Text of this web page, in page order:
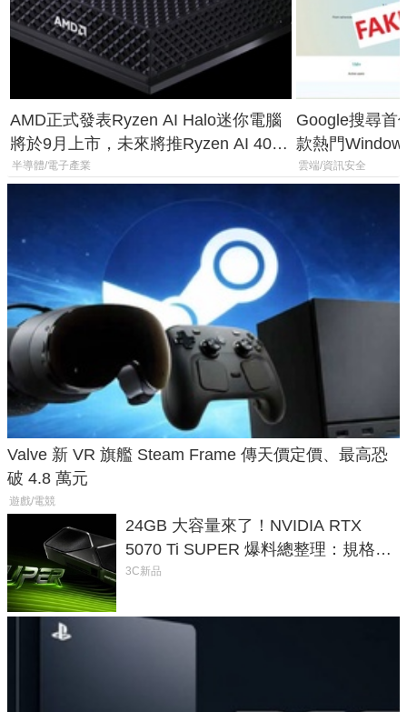
AMD正式發表Ryzen AI Halo迷你電腦
將於9月上市，未來將推Ryzen AI 400
Max系列處理器與對應升級版
半導體/電子產業
Google搜尋首
款熱門
機
雲端/資訊安全
Valve 新 VR 旗艦 Steam Frame 傳天價定價、最高恐
破 4.8 萬元
遊戲/電競
24GB 大容量來了！NVIDIA RTX
5070 Ti SUPER 爆料總整理：規格、
功耗、上市時間
3C新品